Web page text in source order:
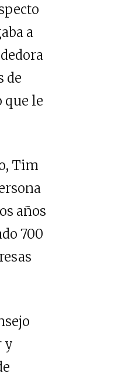
a
de
que le
Tim
años
700
y